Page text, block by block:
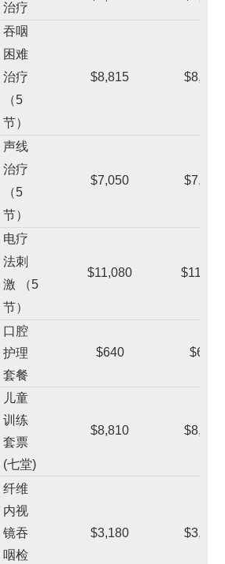
治疗
吞咽
困难
治疗
（5
节）
$8,815 $8,815
声线
治疗
（5
节）
$7,050 $7,050
电疗
法刺
激 （5
节）
$11,080
口腔
护理
套餐
$640 $640
儿童
训练
套票
(七堂)
$8,810 $8,810
纤维
内视
镜吞
咽检
$3,180 $3,180